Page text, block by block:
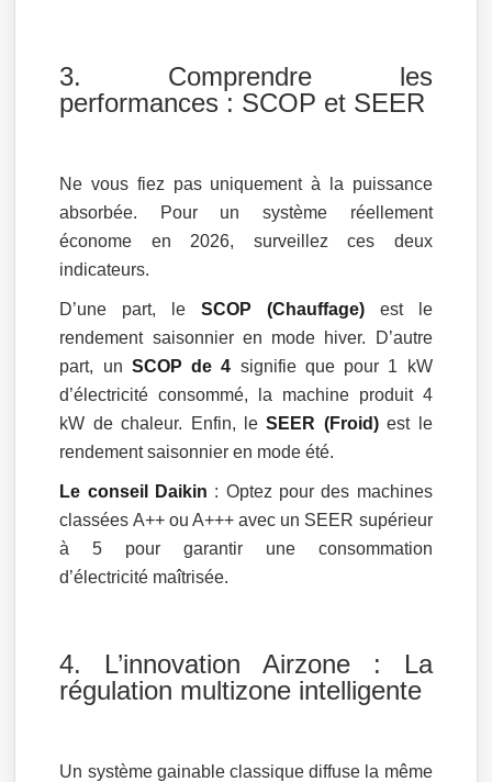
3. Comprendre les
performances : SCOP et SEER
Ne vous fiez pas uniquement à la puissance
absorbée. Pour un système réellement
économe en 2026, surveillez ces deux
indicateurs.
D’une part, le SCOP (Chauffage)est le
rendement saisonnier en mode hiver. D’autre
part, un SCOP de 4 signifie que pour 1 kW
d’électricité consommé, la machine produit 4
kW de chaleur. Enfin, leSEER (Froid)est le
rendement saisonnier en mode été.
Le conseil Daikin : Optez pour des machines
classées A++ ou A+++ avec un SEER supérieur
à 5 pour garantir une consommation
d’électricité maîtrisée.
4. L’innovation Airzone : La
régulation multizone intelligente
Un système gainable classique diffuse la même